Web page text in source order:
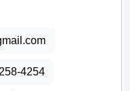
4254